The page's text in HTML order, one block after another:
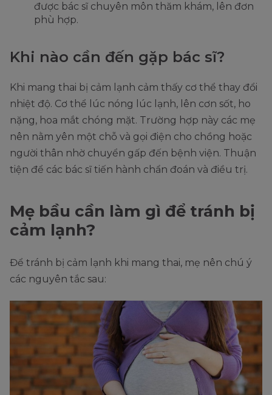
được bác sĩ chuyên môn thăm khám, lên đơn
phù hợp.
Khi nào cần đến gặp bác sĩ?
Khi mang thai bị cảm lạnh cảm thấy cơ thể thay đổi
nhiệt độ. Cơ thể lúc nóng lúc lạnh, lên cơn sốt, ho
nặng, hoa mắt chóng mặt. Trường hợp này các mẹ
nên nằm yên một chỗ và gọi điện cho chồng hoặc
người thân nhờ chuyển gấp đến bệnh viện. Thuận
tiện để các bác sĩ tiến hành chẩn đoán và điều trị.
Mẹ bầu cần làm gì để tránh bị
cảm lạnh?
Để tránh bị cảm lạnh khi mang thai, mẹ nên chú ý
các nguyên tắc sau: